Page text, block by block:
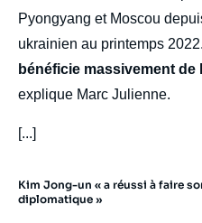
Pyongyang et Moscou
ukrainien au printemps 2022.
bénéficie massivement de
explique Marc Julienne.
[...]
Kim Jong-un « a réussi à faire
diplomatique »